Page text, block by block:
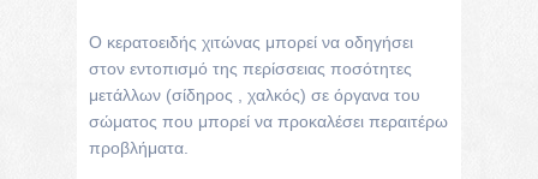
Ο κερατοειδής χιτώνας μπορεί να οδηγήσει
στον εντοπισμό της περίσσειας ποσότητες
μετάλλων (σίδηρος , χαλκός) σε όργανα του
σώματος που μπορεί να προκαλέσει περαιτέρω
προβλήματα.